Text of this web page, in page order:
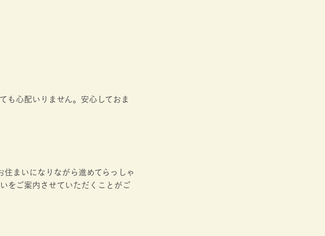
も心配いりません。安心しておま
まいになりながら進めてらっしゃ
をご案内させていただくことがご